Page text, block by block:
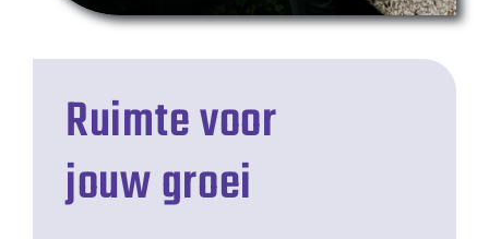
Ruimte voor
jouw groei